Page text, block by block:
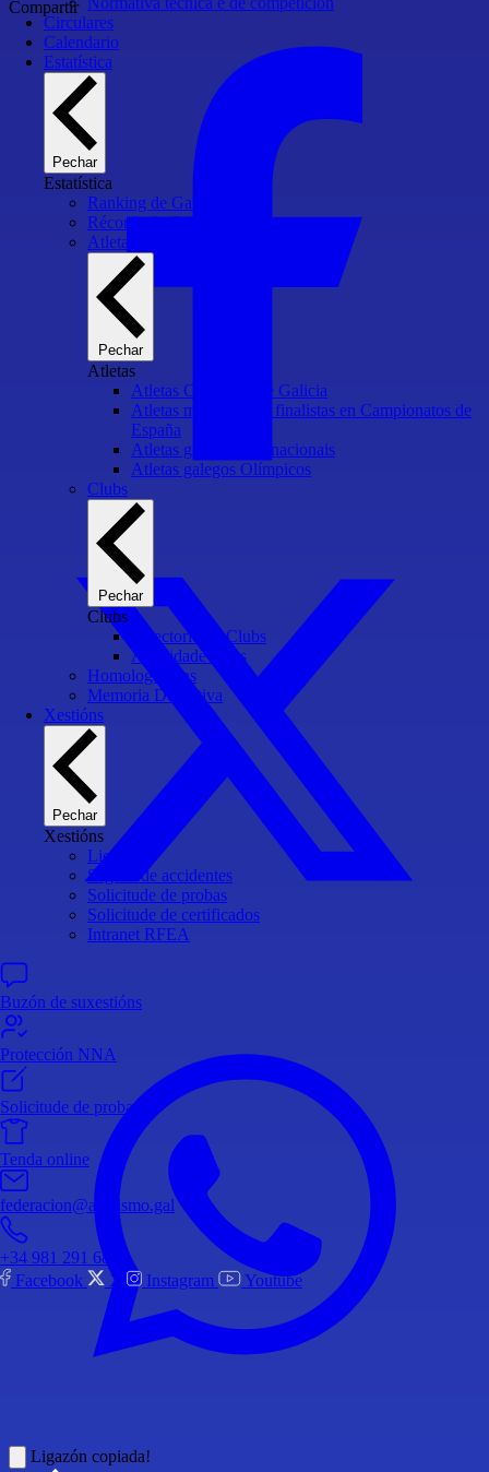
Circulares
Calendario
Estatística
Pechar
Estatística
Ranking de Galicia
Récords de Galicia
Atletas
Pechar
Atletas
Atletas Campións de Galicia
Atletas medallistas e finalistas en Campionatos de
España
Atletas galegos internacionais
Atletas galegos Olímpicos
Clubs
Pechar
Clubs
Directorio de Clubs
Actividade clubs
Homologacións
Memoria Deportiva
Xestións
Pechar
Xestións
Licenzas
Seguro de accidentes
Solicitude de probas
Solicitude de certificados
Intranet RFEA
Buzón de suxestións
Protección NNA
Solicitude de probas
Tenda online
federacion@atletismo.gal
+34 981 291 683
Facebook
X Instagram Youtube
Compartir
Ligazón copiada!